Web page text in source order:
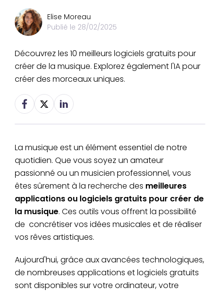
Elise Moreau
Publié le 28/02/2025
Découvrez les 10 meilleurs logiciels gratuits pour
créer de la musique. Explorez également l'IA pour
créer des morceaux uniques.
La musique est un élément essentiel de notre
quotidien. Que vous soyez un amateur
passionné ou un musicien professionnel, vous
êtes sûrement à la recherche des meilleures
applications ou logiciels gratuits pour créer de
la musique. Ces outils vous offrent la possibilité
de concrétiser vos idées musicales et de réaliser
vos rêves artistiques.
Aujourd'hui, grâce aux avancées technologiques,
de nombreuses applications et logiciels gratuits
sont disponibles sur votre ordinateur, votre